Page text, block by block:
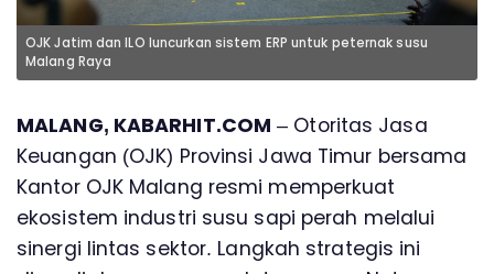
OJK Jatim dan ILO luncurkan sistem ERP untuk peternak susu
Malang Raya
MALANG, KABARHIT.COM – Otoritas Jasa
Keuangan (OJK) Provinsi Jawa Timur bersama
Kantor OJK Malang resmi memperkuat
ekosistem industri susu sapi perah melalui
sinergi lintas sektor. Langkah strategis ini